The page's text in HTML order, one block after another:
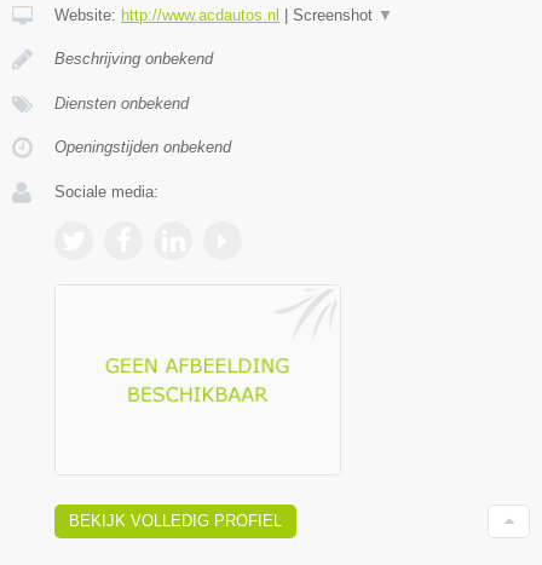
Website: http://www.acdautos.nl | Screenshot ▼
Beschrijving onbekend
Diensten onbekend
Openingstijden onbekend
Sociale media:
BEKIJK VOLLEDIG PROFIEL